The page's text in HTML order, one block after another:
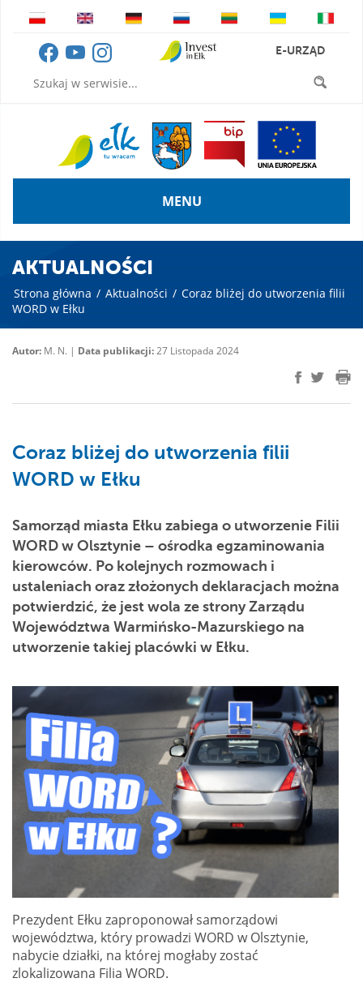
E-URZĄD
MENU
AKTUALNOŚCI
Strona główna / Aktualności / Coraz bliżej do utworzenia filii
WORD w Ełku
Autor: M. N. | Data publikacji:27 Listopada 2024
Coraz bliżej do utworzenia filii
WORD w Ełku
Samorząd miasta Ełku zabiega o utworzenie Filii
WORD w Olsztynie – ośrodka egzaminowania
kierowców. Po kolejnych rozmowach i
ustaleniach oraz złożonych deklaracjach można
potwierdzić, że jest wola ze strony Zarządu
Województwa Warmińsko-Mazurskiego na
utworzenie takiej placówki w Ełku.
Prezydent Ełku zaproponował samorządowi
województwa, który prowadzi WORD w Olsztynie,
nabycie działki, na której mogłaby zostać
zlokalizowana Filia WORD.